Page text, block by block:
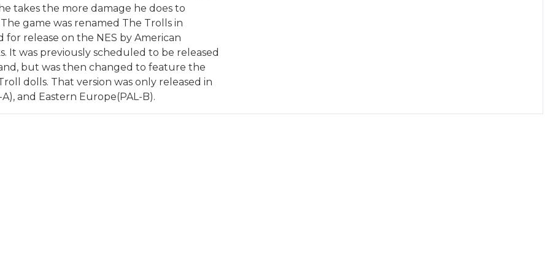
takes the more damage he does to
game was renamed The Trolls in
for release on the NES by American
It was previously scheduled to be released
but was then changed to feature the
dolls. That version was only released in
and Eastern Europe(PAL-B).